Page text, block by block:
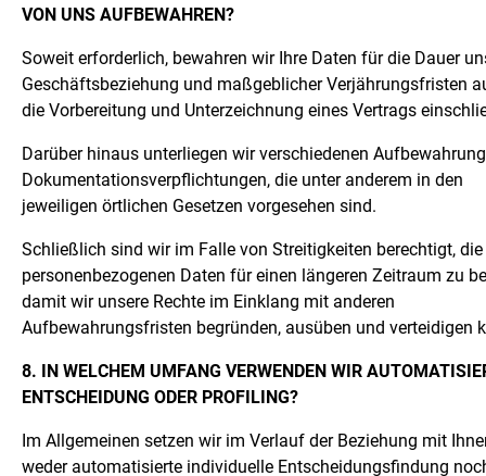
VON UNS AUFBEWAHREN?
Soweit erforderlich, bewahren wir Ihre Daten für die Dauer
Geschäftsbeziehung und maßgeblicher Verjährungsfristen
die Vorbereitung und Unterzeichnung eines Vertrags
Darüber hinaus unterliegen wir verschiedenen
Dokumentationsverpflichtungen, die unter anderem in den
jeweiligen örtlichen Gesetzen vorgesehen sind.
Schließlich sind wir im Falle von Streitigkeiten berechtigt, die
personenbezogenen Daten für einen längeren Zeitraum zu
damit wir unsere Rechte im Einklang mit anderen
Aufbewahrungsfristen begründen, ausüben und verteidigen
8. IN WELCHEM UMFANG VERWENDEN WIR
ENTSCHEIDUNG ODER PROFILING?
Im Allgemeinen setzen wir im Verlauf der Beziehung mit
weder automatisierte individuelle Entscheidungsfindung